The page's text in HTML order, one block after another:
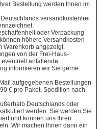
Bestellung werden Ihnen im
versandkostenfrei
oder Verpackung
höhere Versandkosten
Warenkorb angezeigt.
von der Frei-Haus-
anfallende
informieren wir Sie gerne
aufgegebenen Bestellungen
€ pro Paket, Spedition nach
Deutschlands oder
werden. Sie werden Sie
und können uns Ihren
Wir machen Ihnen dann ein